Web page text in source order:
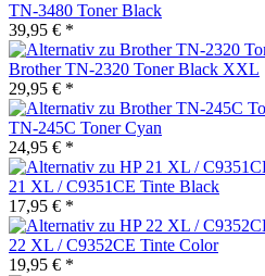
TN-3480 Toner Black
39,95 € *
Brother TN-2320 Toner Black XXL
29,95 € *
TN-245C Toner Cyan
24,95 € *
21 XL / C9351CE Tinte Black
17,95 € *
22 XL / C9352CE Tinte Color
19,95 € *